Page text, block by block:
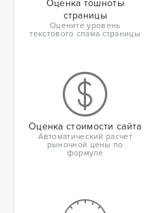
Оценка тошноты
страницы
Оцените уровень
текстового спама страницы
Оценка стоимости сайта
Автоматический расчет
рыночной цены по
формуле